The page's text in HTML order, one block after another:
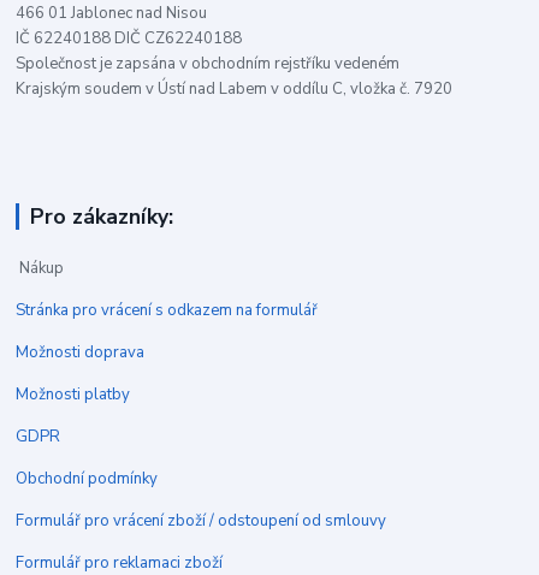
466 01 Jablonec nad Nisou
IČ 62240188 DIČ CZ62240188
Společnost je zapsána v obchodním rejstříku vedeném
Krajským soudem v Ústí nad Labem v oddílu C, vložka č. 7920
Pro zákazníky:
Nákup
Stránka pro vrácení s odkazem na formulář
Možnosti doprava
Možnosti platby
GDPR
Obchodní podmínky
Formulář pro vrácení zboží / odstoupení od smlouvy
Formulář pro reklamaci zboží